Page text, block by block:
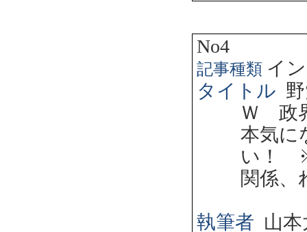
No4
記事種類 イ
タイトル
Ｗ 政
本気に
い！ ※
関係、
執筆者 山